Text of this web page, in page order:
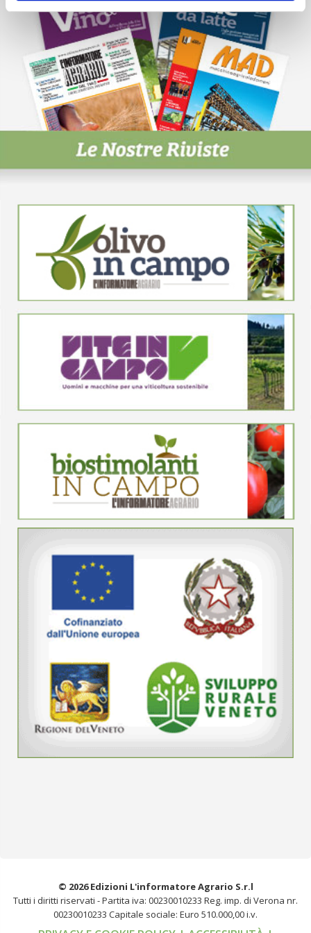
© 2026 Edizioni L'informatore Agrario S.r.l
Tutti i diritti riservati -Partita iva: 00230010233 Reg. imp. di Verona nr.
00230010233 Capitale sociale: Euro 510.000,00 i.v.